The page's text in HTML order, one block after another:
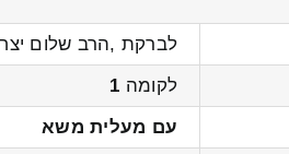
לברקת ,הרב שלום
לקומה 1
עם מעלית משא